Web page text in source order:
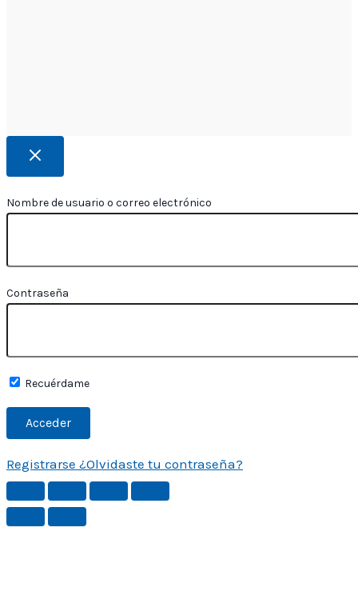
Nombre de usuario o correo electrónico
Contraseña
Recuérdame
Registrarse ¿Olvidaste tu contraseña?